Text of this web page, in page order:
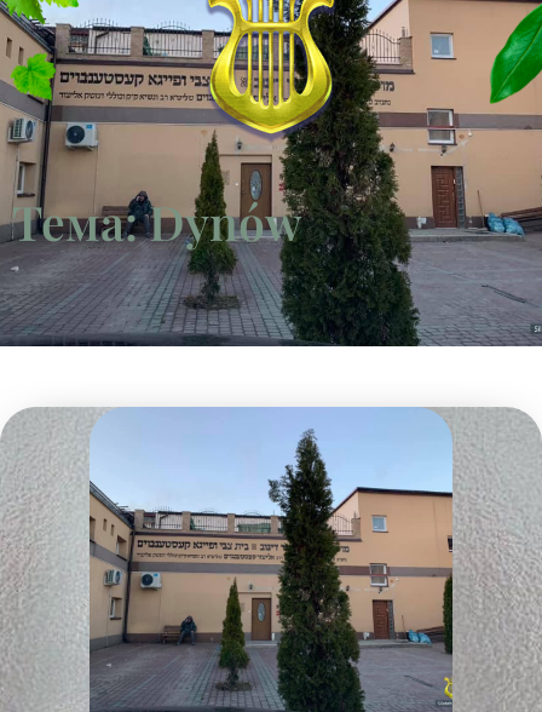
Тема: Dynów